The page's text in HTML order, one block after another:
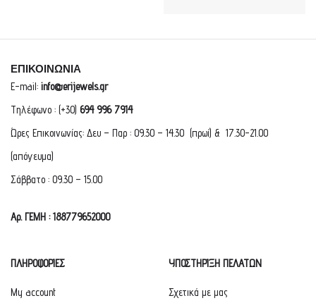
ΕΠΙΚΟΙΝΩΝΙΑ
E-mail: info@erijewels.gr
Τηλέφωνο : (+30) 694 996 7914
Ώρες Επικοινωνίας: Δευ – Παρ : 09.30 – 14.30 (πρωί) & 17.30-21.00
(απόγευμα)
Σάββατο : 09.30 – 15.00
Αρ. ΓΕΜΗ : 188779652000
ΠΛΗΡΟΦΟΡΙΕΣ
My account
ΥΠΟΣΤΗΡΙΞΗ ΠΕΛΑΤΩΝ
Σχετικά με μας